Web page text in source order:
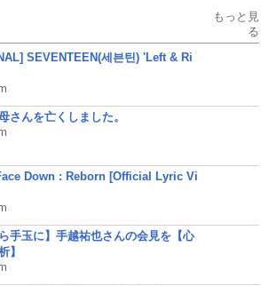
もっと見
る
SEVENTEEN(세븐틴) 'Left & Ri
さんを亡くしました。
Down : Reborn [Official Lyric Vi
手玉に】手越祐也さんの会見を【心
】